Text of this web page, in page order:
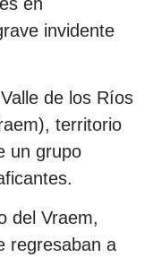
invidente
de los Ríos
territorio
un grupo
del Vraem,
regresaban a